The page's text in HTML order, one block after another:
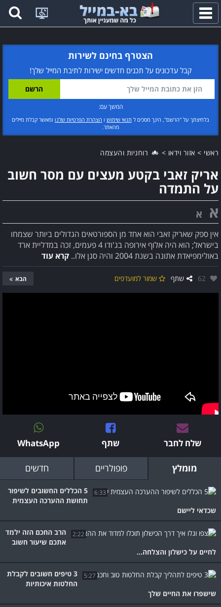
פתח
תפריט
הצטרף בחינם לשירות
קבל עדכונים על תכנים חדשים ישירות לתיבת המייל שלך!
המשך עם:
בלחיצתך על "הרשם", הינך מסכים ל תנאי שימוש ו הצהרת הפרטיות שלנו ומאשר קבלת מיילים
מהאתר.
ראשי > אזור וידאו > רוחניות והעצמה
אריק זאבי בקטע מעצים עם מסר חשוב
על התמדה
א א
אין ספק שאריק זאבי הוא אחד מן הספורטאים הגדולים ביותר שצמחו
בישראל; הוא היה אלוף אירופה בג'ודו 4 פעמים, זכה במדליית ארד
באולימפיאדת אתונה בשנת 2004 והיה סגן אלו..
קרא עוד
אהבו:
62 שתף שמור למועדפים הבא
שלח לחבר שתף WhatsApp
מומלץ פופולריים חדשים
6:33
5 הכללים החשובים לשיפור
תחושת ההערכה העצמית
שכדאי ליישם
2:22
הרב החכם הזה ילמד
אתכם שיעור חשוב
לחיים על כישלון והצלחה...
5:27
3 טיפים חשובים לקבלת
החלטות איכותיות
שישפרו את החיים שלך